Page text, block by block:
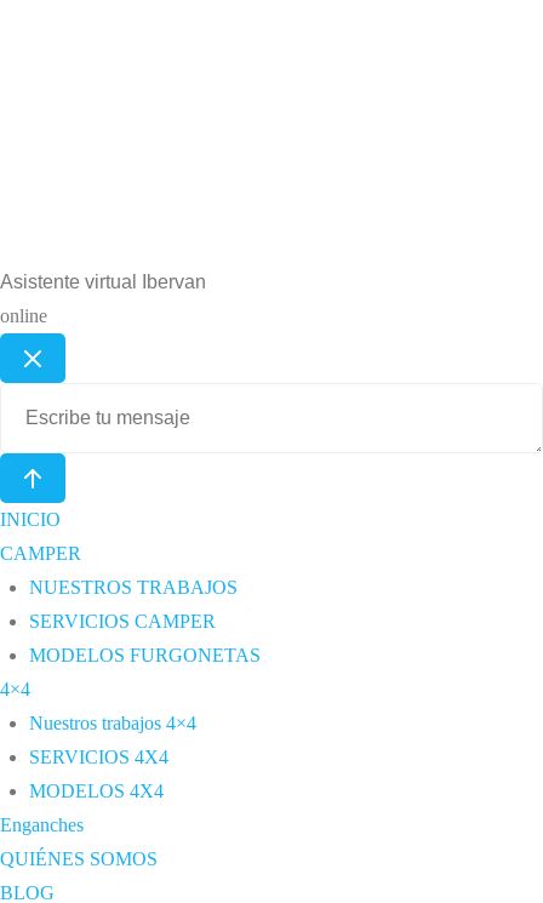
Asistente virtual Ibervan
online
INICIO
CAMPER
NUESTROS TRABAJOS
SERVICIOS CAMPER
MODELOS FURGONETAS
4×4
Nuestros trabajos 4×4
SERVICIOS 4X4
MODELOS 4X4
Enganches
QUIÉNES SOMOS
BLOG